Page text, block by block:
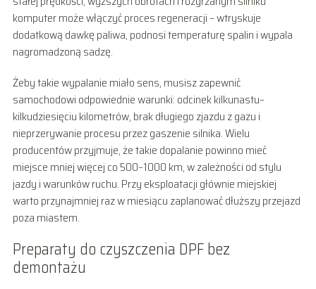
komputer może włączyć proces regeneracji – wtryskuje
dodatkową dawkę paliwa, podnosi temperaturę spalin i wypala
nagromadzoną sadzę.
Żeby takie wypalanie miało sens, musisz zapewnić
samochodowi odpowiednie warunki: odcinek kilkunastu–
kilkudziesięciu kilometrów, brak długiego zjazdu z gazu i
nieprzerywanie procesu przez gaszenie silnika. Wielu
producentów przyjmuje, że takie dopalanie powinno mieć
miejsce mniej więcej co 500–1000 km, w zależności od stylu
jazdy i warunków ruchu. Przy eksploatacji głównie miejskiej
warto przynajmniej raz w miesiącu zaplanować dłuższy przejazd
poza miastem.
Preparaty do czyszczenia DPF bez
demontażu